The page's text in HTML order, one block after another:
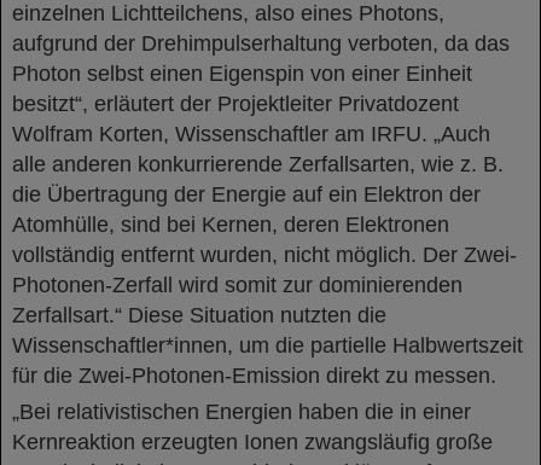
einzelnen Lichtteilchens, also eines Photons,
aufgrund der Drehimpulserhaltung verboten, da das
Photon selbst einen Eigenspin von einer Einheit
besitzt“, erläutert der Projektleiter Privatdozent
Wolfram Korten, Wissenschaftler am IRFU. „Auch
alle anderen konkurrierende Zerfallsarten, wie z. B.
die Übertragung der Energie auf ein Elektron der
Atomhülle, sind bei Kernen, deren Elektronen
vollständig entfernt wurden, nicht möglich. Der Zwei-
Photonen-Zerfall wird somit zur dominierenden
Zerfallsart.“ Diese Situation nutzten die
Wissenschaftler*innen, um die partielle Halbwertszeit
für die Zwei-Photonen-Emission direkt zu messen.
„Bei relativistischen Energien haben die in einer
Kernreaktion erzeugten Ionen zwangsläufig große